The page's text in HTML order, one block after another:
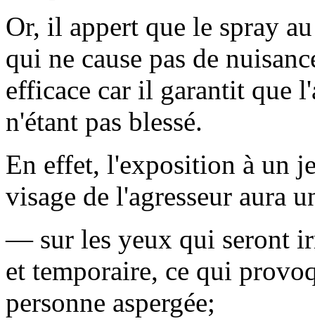
Or, il appert que le spray
qui ne cause pas de
efficace car il garantit que
n'étant pas blessé.
En effet, l'exposition à un
visage de l'agresseur aura
— sur les yeux qui seront
et temporaire, ce qui
personne aspergée;